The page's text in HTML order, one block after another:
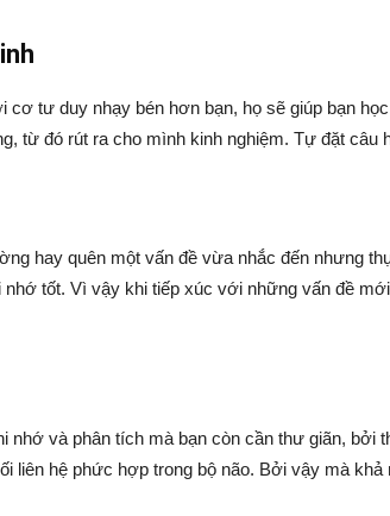
tư duy nhạy bén hơn bạn, họ sẽ giúp bạn
từ đó rút ra cho mình kinh nghiệm. Tự đặt câu
hay quên một vấn đề vừa nhắc đến nhưng
nhớ tốt. Vì vậy khi tiếp xúc với những vấn đề
nhớ và phân tích mà bạn còn cần thư giãn,
liên hệ phức hợp trong bộ não. Bởi vậy mà khả